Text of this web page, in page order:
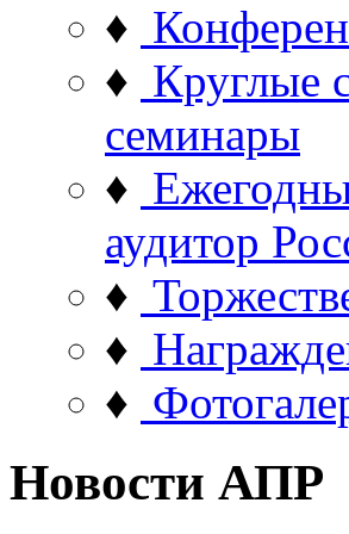
♦
♦ Круглые
семинары
♦
аудитор
♦
♦
♦
Новости АПР